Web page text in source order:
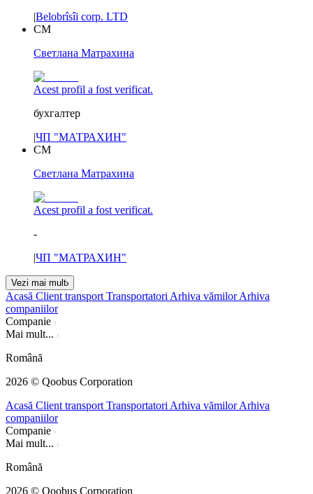
|Belobrîsîi corp. LTD
СМ
Светлана Матрахина
Acest profil a fost verificat.
бухгалтер
|ЧП "МАТРАХИН"
СМ
Светлана Матрахина
Acest profil a fost verificat.
-
|ЧП "МАТРАХИН"
Vezi mai mult
Acasă Client transport Transportatori Arhiva vămilor Arhiva
companiilor
Companie
Mai mult...
Română
2026 © Qoobus Corporation
Acasă Client transport Transportatori Arhiva vămilor Arhiva
companiilor
Companie
Mai mult...
Română
2026 © Qoobus Corporation